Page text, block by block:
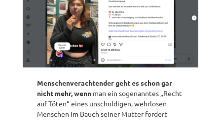
Menschenverachtender geht es schon gar
nicht mehr, wennman ein sogenanntes „Recht
auf Töten“ eines unschuldigen, wehrlosen
Menschen im Bauch seiner Mutter fordert